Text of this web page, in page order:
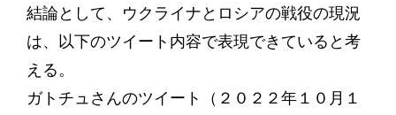
結論として、ウクライナとロシアの戦役の現況
は、以下のツイート内容で表現できていると考
える。
ガトチュさんのツイート（２０２２年１０月１